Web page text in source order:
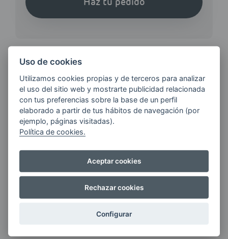
¿QUIERES ESTAR AL DÍA DE
LAS
ÚLTIMAS NOVEDADES?
Quiero recibir las últimas novedades de AVIA
ENERGIAS por cualquier medio, incluido
Más información
Uso de cookies
Utilizamos cookies propias y de terceros para analizar
el uso del sitio web y mostrarte publicidad relacionada
con tus preferencias sobre la base de un perfil
elaborado a partir de tus hábitos de navegación (por
ejemplo, páginas visitadas).
Política de cookies.
Aceptar cookies
Rechazar cookies
Configurar